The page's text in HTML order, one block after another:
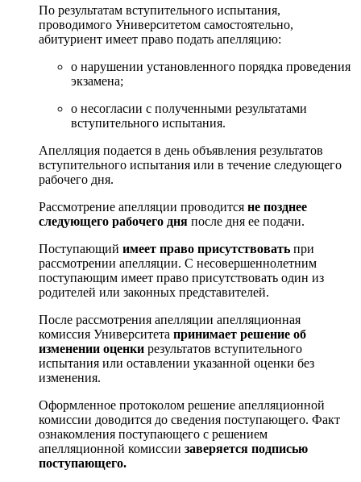
По результатам вступительного испытания,
проводимого Университетом самостоятельно,
абитуриент имеет право подать апелляцию:
о нарушении установленного порядка проведения
экзамена;
о несогласии с полученными результатами
вступительного испытания.
Апелляция подается в день объявления результатов
вступительного испытания или в течение следующего
рабочего дня.
Рассмотрение апелляции проводится не позднее
следующего рабочего дня после дня ее подачи.
Поступающий имеет право присутствовать при
рассмотрении апелляции. С несовершеннолетним
поступающим имеет право присутствовать один из
родителей или законных представителей.
После рассмотрения апелляции апелляционная
комиссия Университета принимает решение об
изменении оценки результатов вступительного
испытания или оставлении указанной оценки без
изменения.
Оформленное протоколом решение апелляционной
комиссии доводится до сведения поступающего. Факт
ознакомления поступающего с решением
апелляционной комиссии заверяется подписью
поступающего.